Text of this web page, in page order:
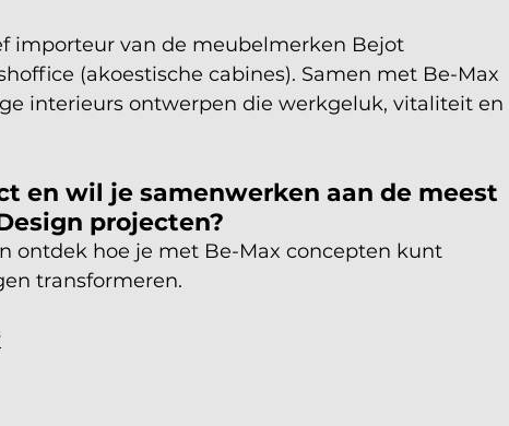
importeur van de meubelmerken Bejot
(akoestische cabines). Samen met Be-Max
interieurs ontwerpen die werkgeluk, vitaliteit en
en wil je samenwerken aan de meest
projecten?
ontdek hoe je met Be-Max concepten kunt
transformeren.